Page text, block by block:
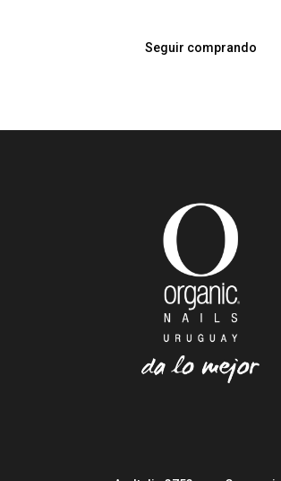
Seguir comprando